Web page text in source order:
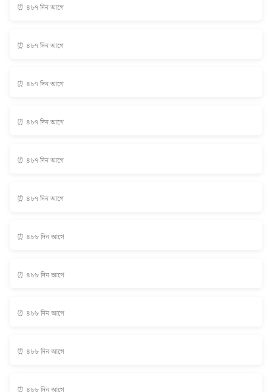
⏰ ৪৮৭ দিন আগে
⏰ ৪৮৭ দিন আগে
⏰ ৪৮৭ দিন আগে
⏰ ৪৮৭ দিন আগে
⏰ ৪৮৭ দিন আগে
⏰ ৪৮৭ দিন আগে
⏰ ৪৮৮ দিন আগে
⏰ ৪৮৮ দিন আগে
⏰ ৪৮৮ দিন আগে
⏰ ৪৮৮ দিন আগে